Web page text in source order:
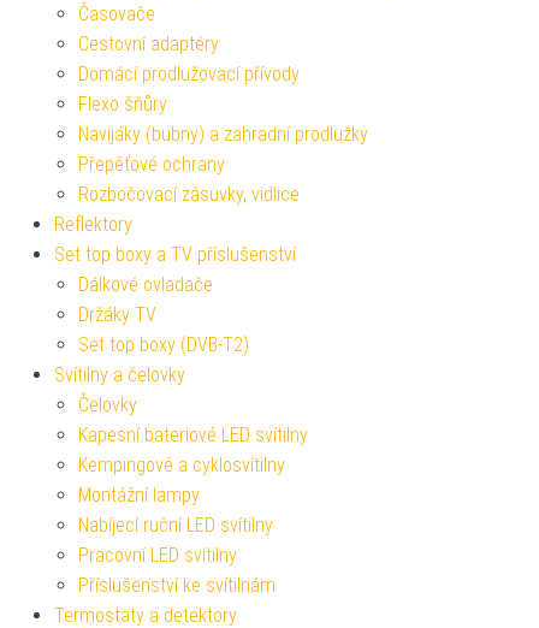
Časovače
Cestovní adaptéry
Domácí prodlužovací přívody
Flexo šňůry
Navijáky (bubny) a zahradní prodlužky
Přepěťové ochrany
Rozbočovací zásuvky, vidlice
Reflektory
Set top boxy a TV příslušenství
Dálkové ovladače
Držáky TV
Set top boxy (DVB-T2)
Svítilny a čelovky
Čelovky
Kapesní bateriové LED svítilny
Kempingové a cyklosvítilny
Montážní lampy
Nabíjecí ruční LED svítilny
Pracovní LED svítilny
Příslušenství ke svítilnám
Termostaty a detektory